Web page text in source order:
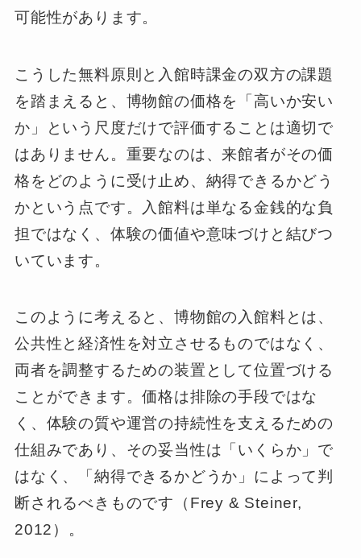
可能性があります。
こうした無料原則と入館時課金の双方の課題
を踏まえると、博物館の価格を「高いか安い
か」という尺度だけで評価することは適切で
はありません。重要なのは、来館者がその価
格をどのように受け止め、納得できるかどう
かという点です。入館料は単なる金銭的な負
担ではなく、体験の価値や意味づけと結びつ
いています。
このように考えると、博物館の入館料とは、
公共性と経済性を対立させるものではなく、
両者を調整するための装置として位置づける
ことができます。価格は排除の手段ではな
く、体験の質や運営の持続性を支えるための
仕組みであり、その妥当性は「いくらか」で
はなく、「納得できるかどうか」によって判
断されるべきものです（Frey & Steiner,
2012）。